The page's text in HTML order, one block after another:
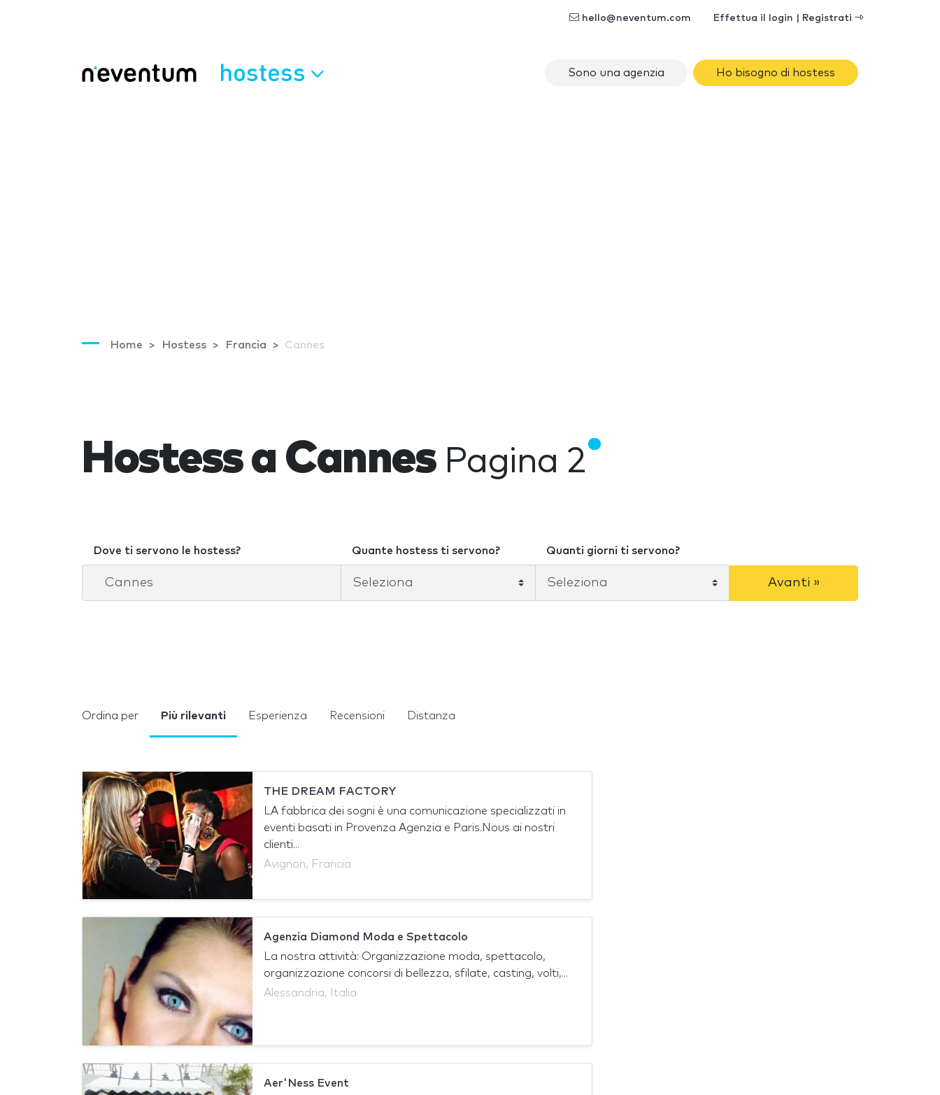
hello@neventum.com Effettua il login | Registrati
hostess Sono una agenzia Ho bisogno di hostess
Home Hostess Francia Cannes
Hostess a Cannes Pagina 2
Dove ti servono le hostess? Quante hostess ti servono? Quanti giorni ti servono?
Avanti »
Ordina per Più rilevanti Esperienza Recensioni Distanza
THE DREAM FACTORY
LA fabbrica dei sogni è una comunicazione specializzati in
eventi basati in Provenza Agenzia e Paris.Nous ai nostri
clienti...
Avignon, Francia
Agenzia Diamond Moda e Spettacolo
La nostra attività: Organizzazione moda, spettacolo,
organizzazione concorsi di bellezza, sfilate, casting, volti,...
Alessandria, Italia
Aer'Ness Event